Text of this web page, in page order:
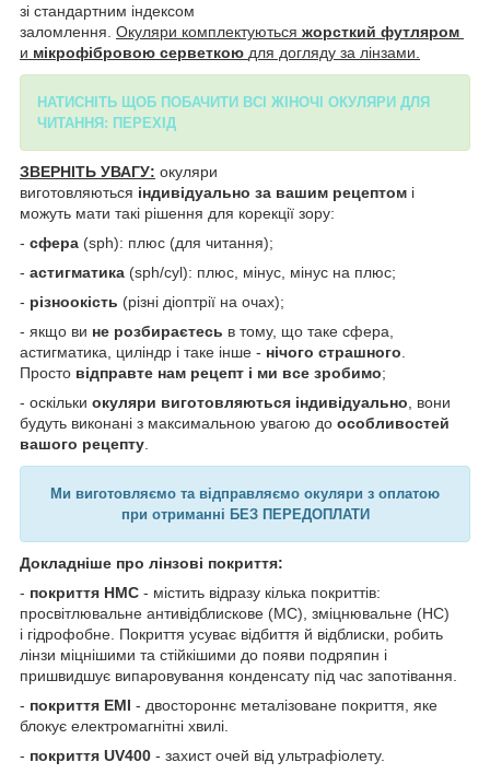
зі стандартним індексом
заломлення. Окуляри комплектуються жорсткий футляром
и мікрофібровою серветкою для догляду за лінзами.
НАТИСНІТЬ ЩОБ ПОБАЧИТИ ВСІ ЖІНОЧІ ОКУЛЯРИ ДЛЯ
ЧИТАННЯ: ПЕРЕХІД
ЗВЕРНІТЬ УВАГУ: окуляри
виготовляються індивідуально за вашим рецептом і
можуть мати такі рішення для корекції зору:
- сфера (sph): плюс (для читання);
- астигматика (sph/cyl): плюс, мінус, мінус на плюс;
- різноокість (різні діоптрії на очах);
- якщо ви не розбираєтесь в тому, що таке сфера,
астигматика, циліндр і таке інше - нічого страшного
Просто відправте нам рецепт і ми все зробимо;
- оскільки окуляри виготовляються індивідуально , вони
будуть виконані з максимальною увагою до особливостей
вашого рецепту
Ми виготовляємо та відправляємо окуляри з оплатою
при отриманні БЕЗ ПЕРЕДОПЛАТИ
Докладніше про лінзові покриття:
- покриття HMC - містить відразу кілька покриттів:
просвітлювальне антивідблискове (MC), зміцнювальне (HC)
і гідрофобне. Покриття усуває відбиття й відблиски, робить
лінзи міцнішими та стійкішими до появи подряпин і
пришвидшує випаровування конденсату під час запотівання.
- покриття EMI - двостороннє металізоване покриття, яке
блокує електромагнітні хвилі.
- покриття UV400 - захист очей від ультрафіолету.